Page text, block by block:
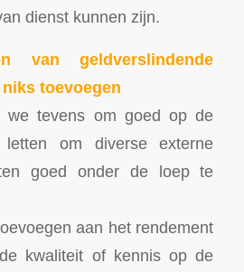
dienst kunnen zijn.
van geldverslindende
toevoegen
we tevens om goed op de
om diverse externe
goed onder de loep te
aan het rendement
kwaliteit of kennis op de